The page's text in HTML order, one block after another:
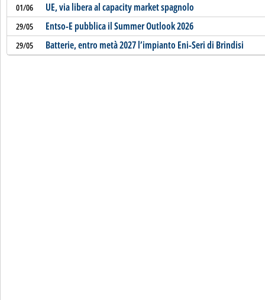
01/06 UE, via libera al capacity market spagnolo
29/05 Entso-E pubblica il Summer Outlook 2026
29/05 Batterie, entro metà 2027 l’impianto Eni-Seri di Brindisi